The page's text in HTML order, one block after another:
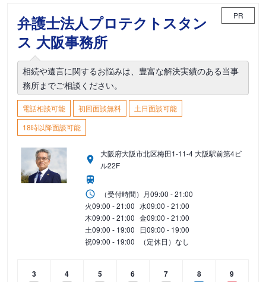
弁護士法人プロテクトスタン
ス 大阪事務所
PR
相続や遺言に関するお悩みは、豊富な解決実績のある当事
務所までご相談ください。
電話相談可能 初回面談無料
土日面談可能
18時以降面談可能
大阪府大阪市北区梅田1-11-4 大阪駅前第4ビ
ル22F
（受付時間） 月09:00 - 21:00
火09:00 - 21:00 水09:00 - 21:00
木09:00 - 21:00 金09:00 - 21:00
土09:00 - 19:00 日09:00 - 19:00
祝09:00 - 19:00 （定休日）なし
3
4
5
6
7
8
9